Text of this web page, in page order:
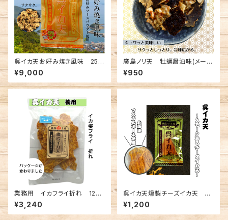
呉イカ天お好み焼き風味 25ｇ
入×40袋セット(宅配手数料込
み)
¥9,000
廣島ノリ天 牡蠣醤油味(メール
便送料込み) ※複数個の注文
不可
¥950
業務用 イカフライ折れ 125ｇ
×10袋セット (宅配送料無料)
¥3,240
呉イカ天燻製チーズイカ天 3
枚入×4袋セット(メール便送料
込み) ※複数個の注文不可
¥1,200